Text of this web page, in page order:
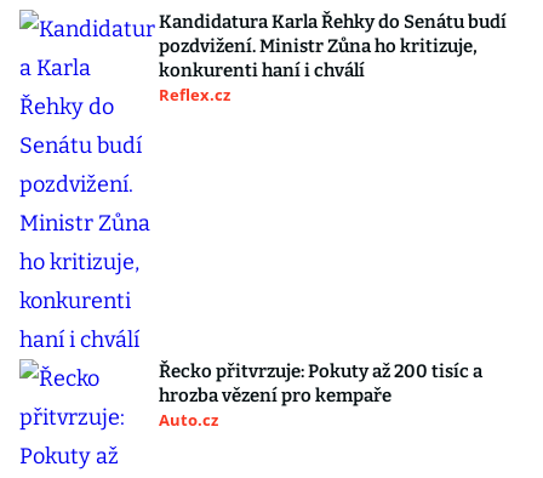
Kandidatura Karla Řehky do Senátu budí
pozdvižení. Ministr Zůna ho kritizuje,
konkurenti haní i chválí
Reflex.cz
Řecko přitvrzuje: Pokuty až 200 tisíc a
hrozba vězení pro kempaře
Auto.cz